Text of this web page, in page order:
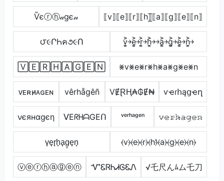
Ѷєⓡⓗ𝒶gє𝓃 ⟦v⟧⟦e⟧⟦r⟧⟦h⟧̲̅⟦a⟧⟦g⟧⟦e⟧⟦n⟧
౮૯ՐҺค૭૯Ո v͎͍͐￫e͎͍͐￫r͎͍͐￫h͎͍͐￫￫a͎͍͐￫g͎͍͐￫e͎͍͐￫n͎͍͐￫
🅅🄴🅁🄷🄰🄶🄴🄽 ⨳v⨳e⨳r⨳h⨳a⨳g⨳e⨳n
ᴠᴇʀʜ̷ᴀɢᴇɴ vêrhågêñ VɆⱤⱧ₳₲Ɇ₦ ѵҽɾհąցҽղ
νєянαgєη ᐯEᖇᕼᗩGEᑎ ᵛᵉʳʰᵃᵍᵉⁿ 𝚟̷𝚎̷𝚛̷𝚑̷̴𝚊̷𝚐̷𝚎̷𝚗̷
v̟e̟r̟h̟a̟g̟e̟n̟ ⦑v⦒⦑e⦒⦑r⦒⦑h⦒̂⦑a⦒⦑g⦒⦑e⦒⦑n⦒
ⓥⓔⓡⓗⓐⓖⓔⓝ ᏉᏋᏒᏂᏗᎶᏋᏁ √乇尺んﾑム乇刀